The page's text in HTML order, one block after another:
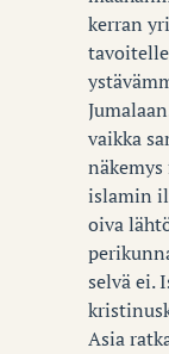
kerran
vaikka
islamin
oiva
selvä ei.
Asia